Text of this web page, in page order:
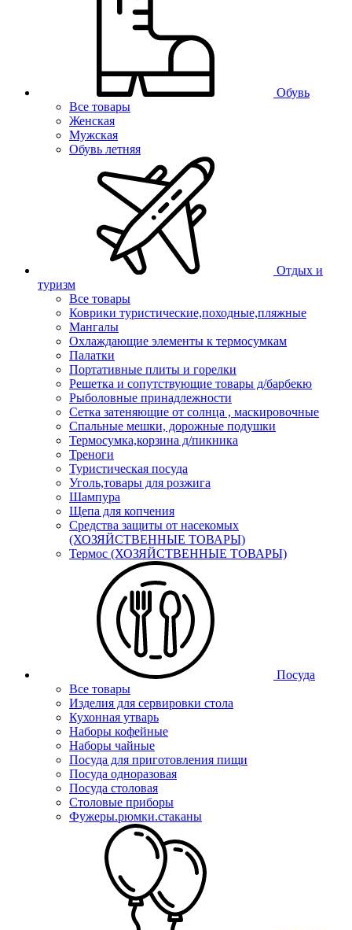
Обувь
Все товары
Женская
Мужская
Обувь летняя
Отдых и
туризм
Все товары
Коврики туристические,походные,пляжные
Мангалы
Охлаждающие элементы к термосумкам
Палатки
Портативные плиты и горелки
Решетка и сопутствующие товары д/барбекю
Рыболовные принадлежности
Сетка затеняющие от солнца , маскировочные
Спальные мешки, дорожные подушки
Термосумка,корзина д/пикника
Треноги
Туристическая посуда
Уголь,товары для розжига
Шампура
Щепа для копчения
Средства защиты от насекомых
(ХОЗЯЙСТВЕННЫЕ ТОВАРЫ)
Термос (ХОЗЯЙСТВЕННЫЕ ТОВАРЫ)
Посуда
Все товары
Изделия для сервировки стола
Кухонная утварь
Наборы кофейные
Наборы чайные
Посуда для приготовления пищи
Посуда одноразовая
Посуда столовая
Столовые приборы
Фужеры.рюмки.стаканы